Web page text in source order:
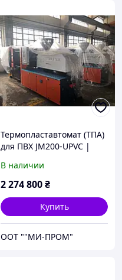
Термопластавтомат (ТПА)
для ПВХ JM200-UPVC |
В наличии
2 274 800₴
Купить
ООТ ""МИ-ПРОМ"